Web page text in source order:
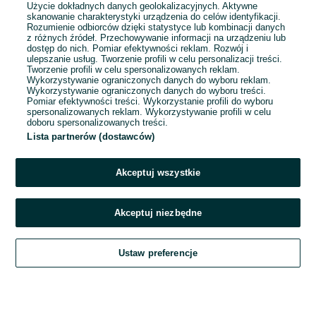
1 2
Zadzwoń / SMS
Szukaj Obserwujesz Dodaj Czat Konto
Użycie dokładnych danych geolokalizacyjnych. Aktywne
skanowanie charakterystyki urządzenia do celów identyfikacji.
Rozumienie odbiorców dzięki statystyce lub kombinacji danych
z różnych źródeł. Przechowywanie informacji na urządzeniu lub
dostęp do nich. Pomiar efektywności reklam. Rozwój i
ulepszanie usług. Tworzenie profili w celu personalizacji treści.
Tworzenie profili w celu spersonalizowanych reklam.
Wykorzystywanie ograniczonych danych do wyboru reklam.
Wykorzystywanie ograniczonych danych do wyboru treści.
Pomiar efektywności treści. Wykorzystanie profili do wyboru
spersonalizowanych reklam. Wykorzystywanie profili w celu
doboru spersonalizowanych treści.
Lista partnerów (dostawców)
Akceptuj wszystkie
Akceptuj niezbędne
Ustaw preferencje